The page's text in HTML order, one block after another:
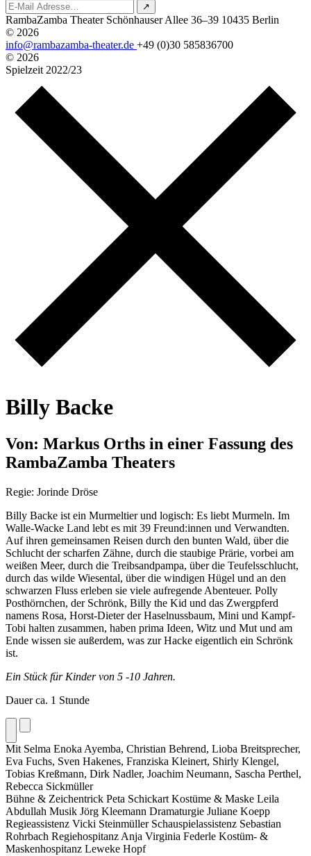
↗
RambaZamba Theater Schönhauser Allee 36–39 10435 Berlin
© 2026
info@rambazamba-theater.de +49 (0)30 585836700
© 2026
Spielzeit 2022/23
Billy Backe
Von: Markus Orths in einer Fassung des
RambaZamba Theaters
Regie: Jorinde Dröse
Billy Backe ist ein Murmeltier und logisch: Es liebt Murmeln. Im
Walle-Wacke Land lebt es mit 39 Freund:innen und Verwandten.
Auf ihren gemeinsamen Reisen durch den bunten Wald, über die
Schlucht der scharfen Zähne, durch die staubige Prärie, vorbei am
weißen Meer, durch die Treibsandpampa, über die Teufelsschlucht,
durch das wilde Wiesental, über die windigen Hügel und an den
schwarzen Fluss erleben sie viele aufregende Abenteuer. Polly
Posthörnchen, der Schrönk, Billy the Kid und das Zwergpferd
namens Rosa, Horst-Dieter der Haselnussbaum, Mini und Kampf-
Tobi halten zusammen, haben prima Ideen, Witz und Mut und am
Ende wissen sie außerdem, was zur Hacke eigentlich ein Schrönk
ist.
Ein Stück für Kinder von 5 -10 Jahren.
Dauer ca. 1 Stunde
Mit Selma Enoka Ayemba, Christian Behrend, Lioba Breitsprecher,
Eva Fuchs, Sven Hakenes, Franziska Kleinert, Shirly Klengel,
Tobias Kreßmann, Dirk Nadler, Joachim Neumann, Sascha Perthel,
Rebecca Sickmüller
Bühne & Zeichentrick Peta Schickart Kostüme & Maske Leila
Abdullah Musik Jörg Kleemann Dramaturgie Juliane Koepp
Regieassistenz Vicki Steinmüller Schauspielassistenz Sebastian
Rohrbach Regiehospitanz Anja Virginia Federle Kostüm- &
Maskenhospitanz Leweke Hopf